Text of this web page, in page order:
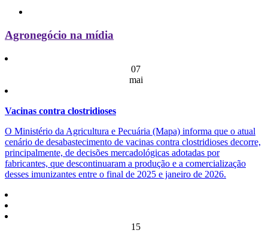
Agronegócio na mídia
07
mai
Vacinas contra clostridioses
O Ministério da Agricultura e Pecuária (Mapa) informa que o atual
cenário de desabastecimento de vacinas contra clostridioses decorre,
principalmente, de decisões mercadológicas adotadas por
fabricantes, que descontinuaram a produção e a comercialização
desses imunizantes entre o final de 2025 e janeiro de 2026.
15